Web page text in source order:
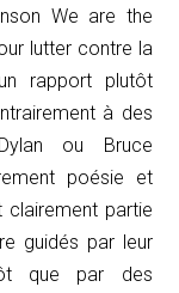
We are the
lutter contre la
rapport plutôt
à des
ou Bruce
poésie et
partie
guidés par leur
que par des